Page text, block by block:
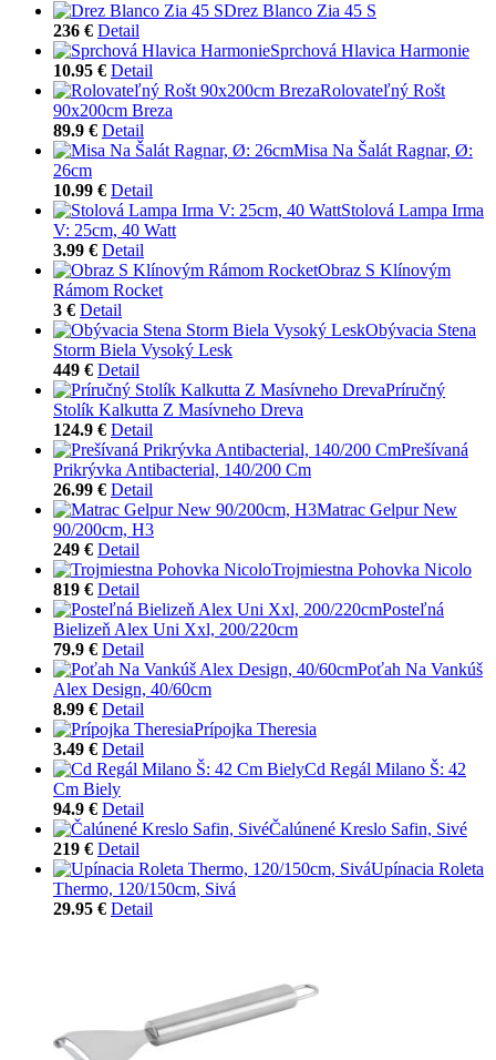
Drez Blanco Zia 45 S
236 € Detail
Sprchová Hlavica Harmonie
10.95 € Detail
Rolovateľný Rošt
90x200cm Breza
89.9 € Detail
Misa Na Šalát Ragnar, Ø:
26cm
10.99 € Detail
Stolová Lampa Irma
V: 25cm, 40 Watt
3.99 € Detail
Obraz S Klínovým
Rámom Rocket
3 € Detail
Obývacia Stena
Storm Biela Vysoký Lesk
449 € Detail
Príručný
Stolík Kalkutta Z Masívneho Dreva
124.9 € Detail
Prešívaná
Prikrývka Antibacterial, 140/200 Cm
26.99 € Detail
Matrac Gelpur New
90/200cm, H3
249 € Detail
Trojmiestna Pohovka Nicolo
819 € Detail
Posteľná
Bielizeň Alex Uni Xxl, 200/220cm
79.9 € Detail
Poťah Na Vankúš
Alex Design, 40/60cm
8.99 € Detail
Prípojka Theresia
3.49 € Detail
Cd Regál Milano Š: 42
Cm Biely
94.9 € Detail
Čalúnené Kreslo Safin, Sivé
219 € Detail
Upínacia Roleta
Thermo, 120/150cm, Sivá
29.95 € Detail